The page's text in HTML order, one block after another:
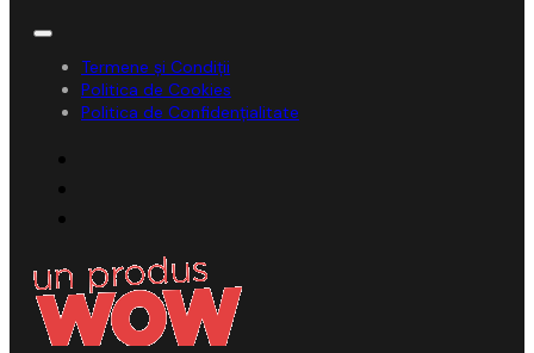
Termene și Condiții
Politica de Cookies
Politica de Confidențialitate